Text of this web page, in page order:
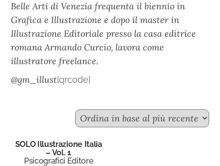
Belle Arti di Venezia frequenta il biennio in
Grafica e Illustrazione e dopo il master in
Illustrazione Editoriale presso la casa editrice
romana Armando Curcio, lavora come
illustratore freelance.
@gm_illust[qrcode]
SOLO Illustrazione Italia
– Vol. 1
Psicografici Editore